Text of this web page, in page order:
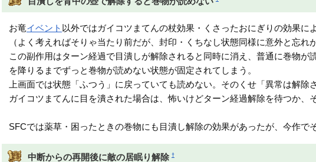
お竜イベント 以外ではガイコツまてんの杖効果・くさったおにぎりの効果
（よく考えればそりゃ当たり前だが、封印・くちなし状態同様に意外と忘れ
この副作用はターン経過で目潰しが解除されると同時に消え、普通に巻物
を降りるまでずっと巻物が読めない状態が固定されてしまう。
上画面では状態「ふつう」に戻っていても読めない。そのくせ「異常は解除
ガイコツまてんに目を潰された場合は、怖いけどターン経過解除を待つか、
SFCでは薬草・困ったときの巻物にも目潰し解除の効果があったが、今作で
中断からの再開後に敵の居眠り解除 †